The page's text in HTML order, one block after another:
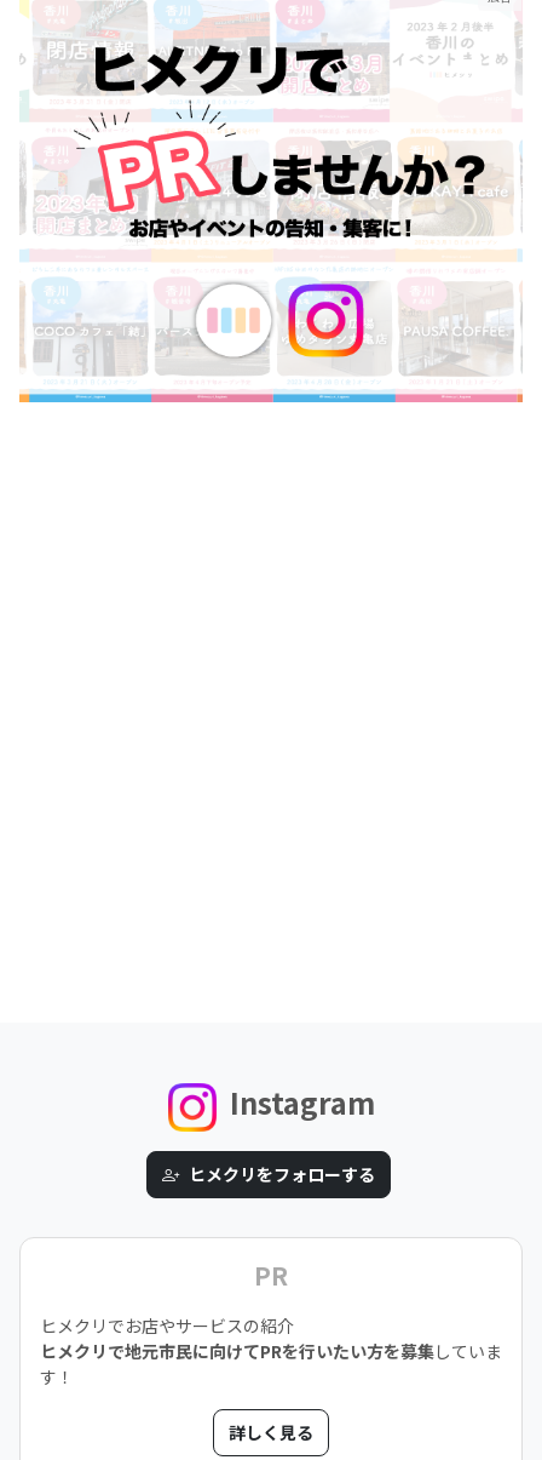
Instagram
ヒメクリをフォローする
PR
ヒメクリでお店やサービスの紹介
ヒメクリで地元市民に向けてPRを行いたい方を募集していま
す！
詳しく見る